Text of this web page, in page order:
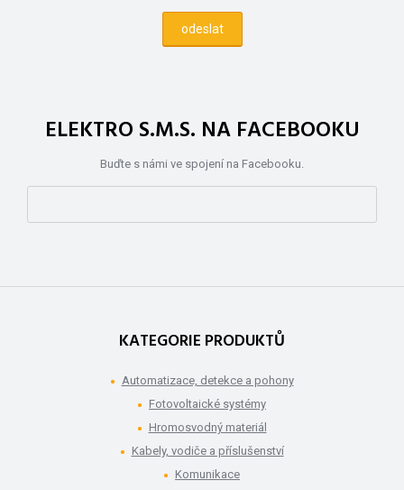
ELEKTRO S.M.S. NA FACEBOOKU
Buďte s námi ve spojení na Facebooku.
KATEGORIE PRODUKTŮ
Automatizace, detekce a pohony
Fotovoltaické systémy
Hromosvodný materiál
Kabely, vodiče a příslušenství
Komunikace